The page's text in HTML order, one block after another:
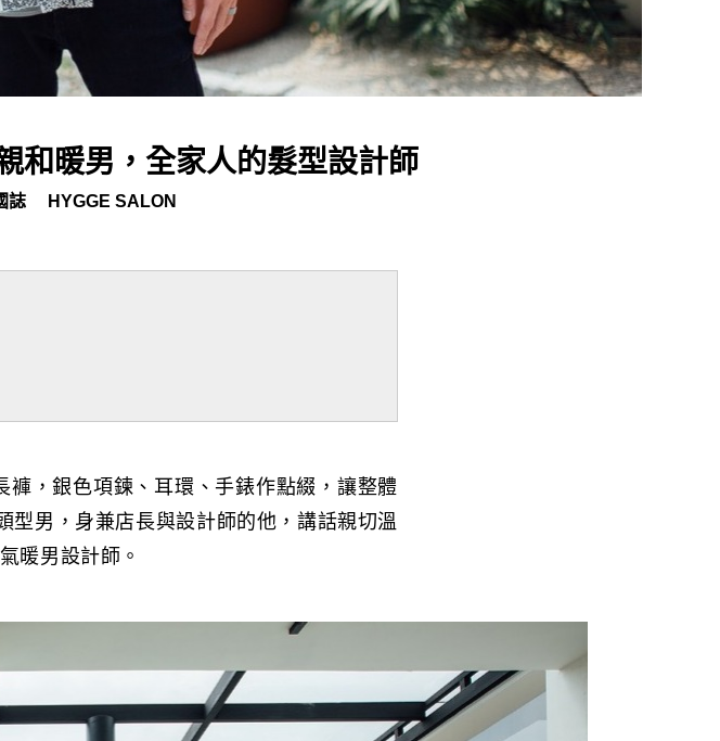
暖男，全家人的髮型設計師
誌 HYGGE SALON
，銀色項鍊、耳環、手錶作點綴，讓整體
男，身兼店長與設計師的他，講話親切溫
暖男設計師。